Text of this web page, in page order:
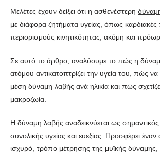
Μελέτες έχουν δείξει ότι η ασθενέστερη
με διάφορα ζητήματα υγείας, όπως καρδιακές
περιορισμούς κινητικότητας, ακόμη και
Σε αυτό το άρθρο, αναλύουμε το πώς η
ατόμου αντικατοπτρίζει την υγεία του, πώς
μέση δύναμη λαβής ανά ηλικία και πώς
μακροζωία.
Η δύναμη λαβής αναδεικνύεται ως σημαντικός
συνολικής υγείας και ευεξίας. Προσφέρει
ισχυρό, τρόπο μέτρησης της μυϊκής δύναμης,